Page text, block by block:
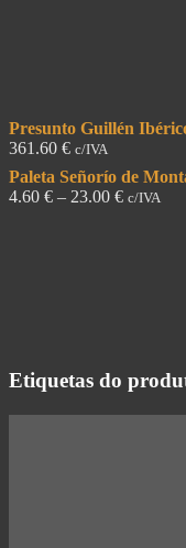
Presunto Guillén
361.60 € c/IVA
Paleta Señorío de
4.60 € – 23.00 € c/IVA
Etiquetas do